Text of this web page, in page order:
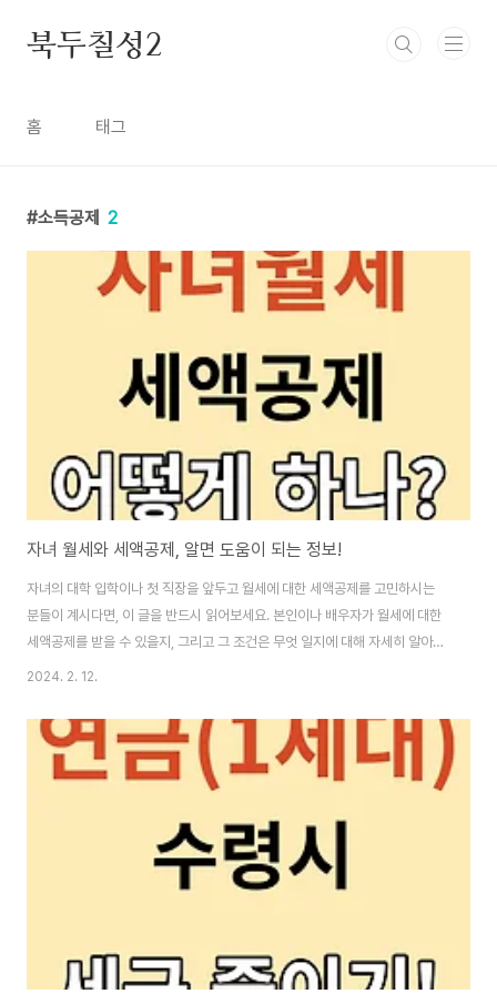
북두칠성2
홈 태그
소득공제 2
자녀 월세와 세액공제, 알면 도움이 되는 정보!
자녀의 대학 입학이나 첫 직장을 앞두고 월세에 대한 세액공제를 고민하시는
분들이 계시다면, 이 글을 반드시 읽어보세요. 본인이나 배우자가 월세에 대한
세액공제를 받을 수 있을지, 그리고 그 조건은 무엇 일지에 대해 자세히 알아보
겠습니다. 부제: "월세 세액공제, 부모님이 받을 수 있을까?" 이 글의 순서0. 이
수증 공제5. 결론6. 도움 되는 글 0. 이 글의 요점 ● 월세 세액공제는 무주택
근로자 본인이 해당 월세 주택에 전입하고 거주하면서 월세를 직접 부담해야
받을 수 있다.● 월세 세액공제 대신 소득공제를 받을 수 있다.● 현금영수증 공
2024. 2. 12.